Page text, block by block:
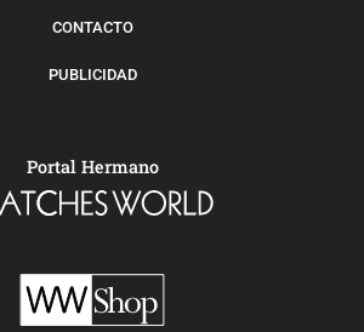
CONTACTO
PUBLICIDAD
Portal Hermano